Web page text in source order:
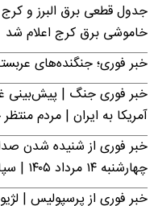
خاموشی برق کرج اعلام شد
خبر فوری؛ جنگنده‌های
خبر فوری جنگ | پیش‌بینی
آمریکا به ایران | مردم
خبر فوری از شنیده شدن
چهارشنبه ۱۴ مرداد ۱۴۰۵ | سپاه بیانیه صادر کرد
خبر فوری از پرسپولیس |